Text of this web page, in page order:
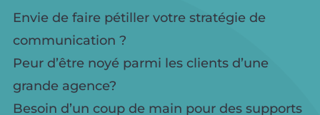
Envie de faire pétiller votre stratégie de
communication ?
Peur d’être noyé parmi les clients d’une
grande agence?
Besoin d’un coup de main pour des supports